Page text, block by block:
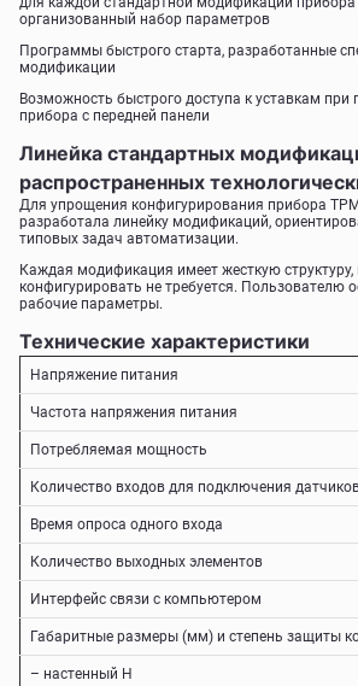
организованный набор параметров
Программы быстрого старта, разработанные
модификации
Возможность быстрого доступа к уставкам
прибора с передней панели
Линейка стандартных
распространенных
Для упрощения конфигурирования прибора
разработала линейку модификаций,
типовых задач автоматизации.
Каждая модификация имеет жесткую структуру,
конфигурировать не требуется. Пользователю
рабочие параметры.
Технические характеристики
Напряжение питания
Частота напряжения питания
Потребляемая мощность
Количество входов для подключения
Время опроса одного входа
Количество выходных элементов
Интерфейс связи с компьютером
Габаритные размеры (мм) и степень защиты
– настенный Н